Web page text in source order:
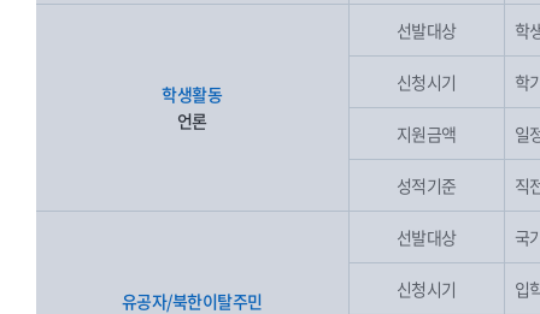
학생활동
언론
선발대상 학
신청시기 학
지원금액 일
성적기준 직
유공자/북한이탈주민
선발대상 국
신청시기 입